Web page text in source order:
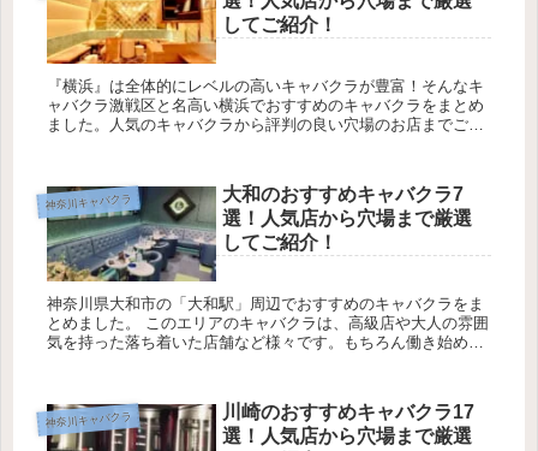
してご紹介！
『横浜』は全体的にレベルの高いキャバクラが豊富！そんなキ
ャバクラ激戦区と名高い横浜でおすすめのキャバクラをまとめ
ました。人気のキャバクラから評判の良い穴場のお店までご紹
神奈川キャバクラ
大和のおすすめキャバクラ7
選！人気店から穴場まで厳選
してご紹介！
神奈川県大和市の「大和駅」周辺でおすすめのキャバクラをま
とめました。 このエリアのキャバクラは、高級店や大人の雰囲
気を持った落ち着いた店舗など様々です。もちろん働き始めた
神奈川キャバクラ
川崎のおすすめキャバクラ17
選！人気店から穴場まで厳選